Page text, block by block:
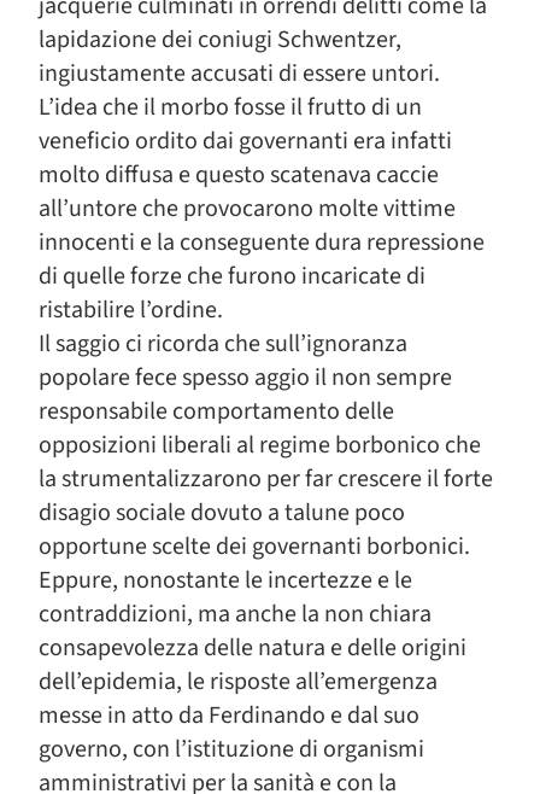
lapidazione dei coniugi Schwentzer,
ingiustamente accusati di essere untori.
L’idea che il morbo fosse il frutto di un
veneficio ordito dai governanti era infatti
molto diffusa e questo scatenava caccie
all’untore che provocarono molte vittime
innocenti e la conseguente dura repressione
di quelle forze che furono incaricate di
ristabilire l’ordine.
Il saggio ci ricorda che sull’ignoranza
popolare fece spesso aggio il non sempre
responsabile comportamento delle
opposizioni liberali al regime borbonico che
la strumentalizzarono per far crescere il forte
disagio sociale dovuto a talune poco
opportune scelte dei governanti borbonici.
Eppure, nonostante le incertezze e le
contraddizioni, ma anche la non chiara
consapevolezza delle natura e delle origini
dell’epidemia, le risposte all’emergenza
messe in atto da Ferdinando e dal suo
governo, con l’istituzione di organismi
amministrativi per la sanità e con la